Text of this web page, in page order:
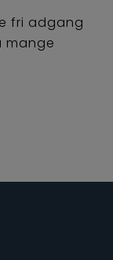
fri adgang
mange